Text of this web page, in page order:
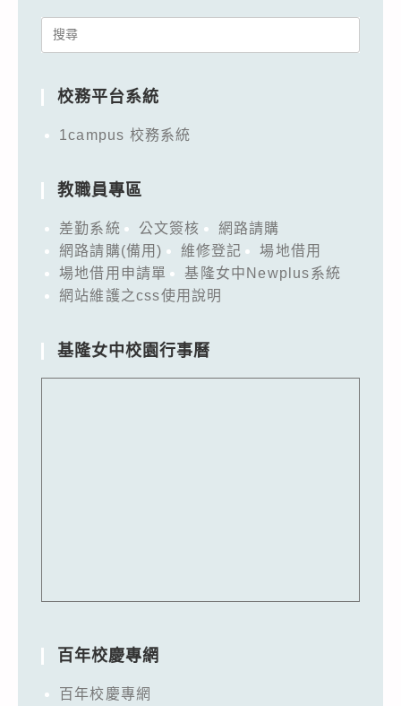
Search
校務平台系統
1campus 校務系統
教職員專區
差勤系統 公文簽核
網路請購
網路請購(備用)
維修登記
場地借用
場地借用申請單
基隆女中Newplus系統
網站維護之css使用說明
基隆女中校園行事曆
百年校慶專網
百年校慶專網